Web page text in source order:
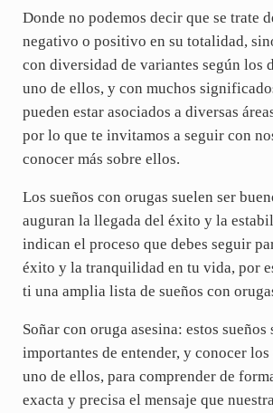
Donde no podemos decir que se trate
negativo o positivo en su totalidad,
con diversidad de variantes según los
uno de ellos, y con muchos
pueden estar asociados a diversas
por lo que te invitamos a seguir con
conocer más sobre ellos.
Los sueños con orugas suelen ser
auguran la llegada del éxito y la
indican el proceso que debes seguir
éxito y la tranquilidad en tu vida, por
ti una amplia lista de sueños con
Soñar con oruga asesina: estos sueños
importantes de entender, y conocer los
uno de ellos, para comprender de
exacta y precisa el mensaje que